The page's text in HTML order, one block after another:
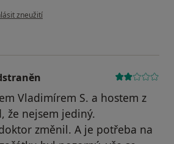
názoru uživatele Váš účet byl odstraněn
zneužití
Vladimírem S. a hostem z
že nejsem jediný.
změnil. A je potřeba na